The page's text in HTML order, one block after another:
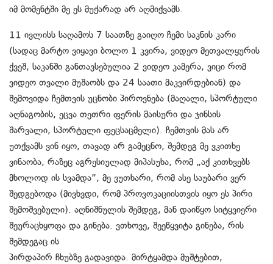
იმ მომენტში მე ეს მუქარად არ აღმიქვამს.
11 ივლისს საღამოს 7 საათზე გაიღო ჩემი საკნის კარი
(სადაც მარტო ვიყავი ბოლო 1 კვირა, ვიდეო მეთვალყურის
ქვეშ, საკანში განთავსებულია 2 ვიდეო კამერა, ვიცი რომ
ვიდეო თვალი მუშაობს და 24 საათი მაკვირდებიან) და
შემოვიდა ჩემთვის უცნობი პიროვნება (მაღალი, სპორტული
აღნაგობის, ეცვა თეთრი ფერის მაისური და ჯინსის
შარვალი, სპორტული ფეცსაცმელი). ჩემთვის მას არ
უთქვამს ვინ იყო, თავად არ გამეცნო, შემდეგ მე ვკითხე
ვინაობა, რაზეც აგრესიულად მიპასუხა, რომ „აქ კითხვებს
მხოლოდ ის სვამდა”, მე ვუთხარი, რომ ასე საუბარი ვერ
შედგებოდა (მივხვდი, რომ პროვოკაციისთვის იყო ეს პირი
შემოშვებული). აღნიშნულის შემდეგ, მან დაიწყო სიტყვიერი
შეურაცხყოფა და გინება. ვთხოვე, შეეწყვიტა გინება, რის
შემდეგაც ის
პირდაპირ ჩხუბზე გადავიდა. მირტყამდა მუშტებით,